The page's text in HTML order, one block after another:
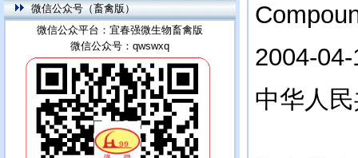
微信公众号（畜禽版）
微信公众平台：宜春强微生物畜禽版
微信公众号：qwswxq
2004-
中华人